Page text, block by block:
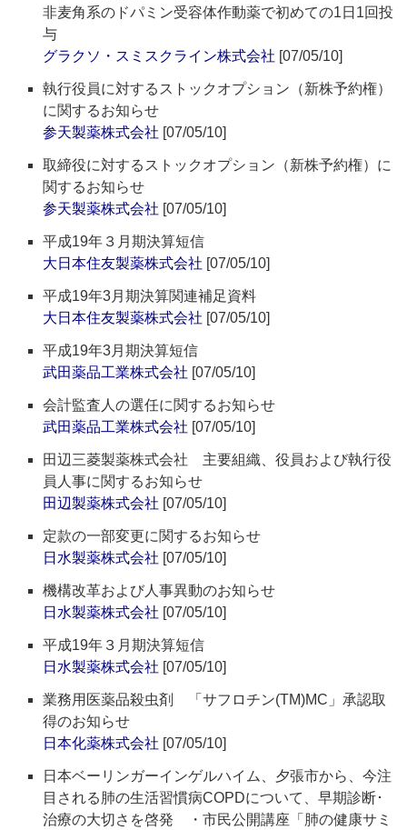
非麦角系のドパミン受容体作動薬で初めての1日1回投
与
グラクソ・スミスクライン株式会社 [07/05/10]
執行役員に対するストックオプション（新株予約権）
に関するお知らせ
参天製薬株式会社 [07/05/10]
取締役に対するストックオプション（新株予約権）に
関するお知らせ
参天製薬株式会社 [07/05/10]
平成19年３月期決算短信
大日本住友製薬株式会社 [07/05/10]
平成19年3月期決算関連補足資料
大日本住友製薬株式会社 [07/05/10]
平成19年3月期決算短信
武田薬品工業株式会社 [07/05/10]
会計監査人の選任に関するお知らせ
武田薬品工業株式会社 [07/05/10]
田辺三菱製薬株式会社 主要組織、役員および執行役
員人事に関するお知らせ
田辺製薬株式会社 [07/05/10]
定款の一部変更に関するお知らせ
日水製薬株式会社 [07/05/10]
機構改革および人事異動のお知らせ
日水製薬株式会社 [07/05/10]
平成19年３月期決算短信
日水製薬株式会社 [07/05/10]
業務用医薬品殺虫剤 「サフロチン(TM)MC」承認取
得のお知らせ
日本化薬株式会社 [07/05/10]
日本ベーリンガーインゲルハイム、夕張市から、今注
目される肺の生活習慣病COPDについて、早期診断･
治療の大切さを啓発 ・市民公開講座「肺の健康サミ